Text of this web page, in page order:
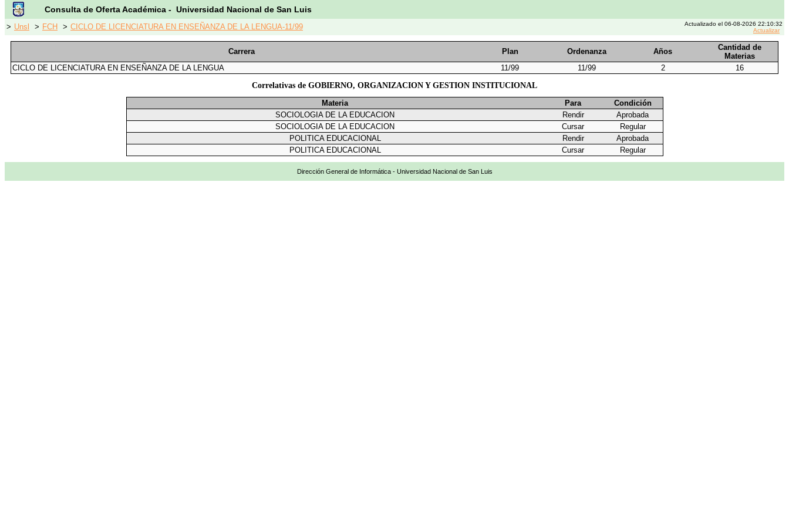
Consulta de Oferta Académica - Universidad Nacional de San Luis
> Unsl > FCH > CICLO DE LICENCIATURA EN ENSEÑANZA DE LA LENGUA-11/99
Actualizado el 06-08-2026 22:10:32
Actualizar
Carrera Plan Ordenanza Años
Cantidad de
Materias
CICLO DE LICENCIATURA EN ENSEÑANZA DE LA LENGUA
11/99 11/99 2
16
Correlativas de GOBIERNO, ORGANIZACION Y GESTION INSTITUCIONAL
Materia Para
Condición
SOCIOLOGIA DE LA EDUCACION
Rendir
Aprobada
SOCIOLOGIA DE LA EDUCACION
Cursar
Regular
POLITICA EDUCACIONAL
Rendir
Aprobada
POLITICA EDUCACIONAL
Cursar Regular
Dirección General de Informática - Universidad Nacional de San Luis